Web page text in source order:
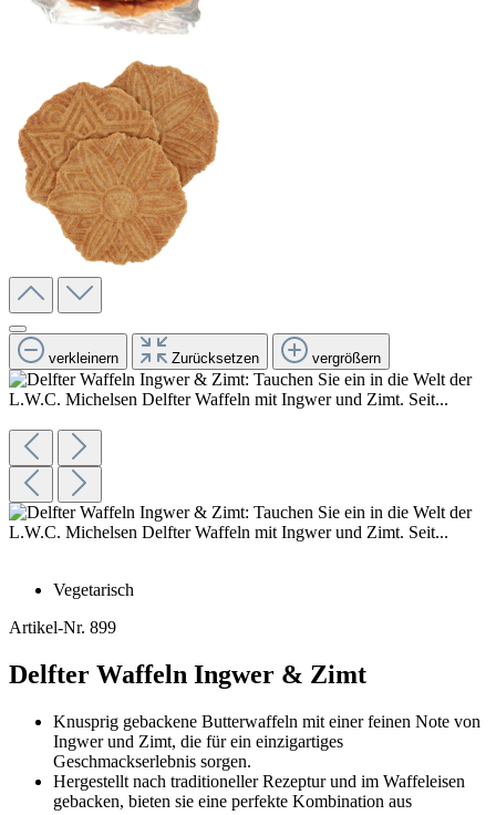
verkleinern Zurücksetzen vergrößern
Vegetarisch
Artikel-Nr. 899
Delfter Waffeln Ingwer & Zimt
Knusprig gebackene Butterwaffeln mit einer feinen Note von
Ingwer und Zimt, die für ein einzigartiges
Geschmackserlebnis sorgen.
Hergestellt nach traditioneller Rezeptur und im Waffeleisen
gebacken, bieten sie eine perfekte Kombination aus